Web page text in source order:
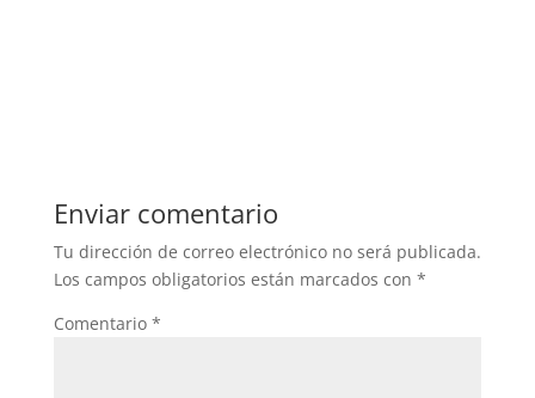
Enviar comentario
Tu dirección de correo electrónico no será publicada.
Los campos obligatorios están marcados con *
Comentario *